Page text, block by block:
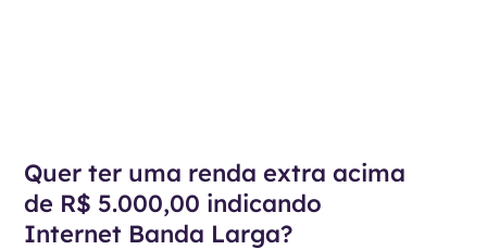
Quer ter uma renda extra acima
de R$ 5.000,00 indicando
Internet Banda Larga?